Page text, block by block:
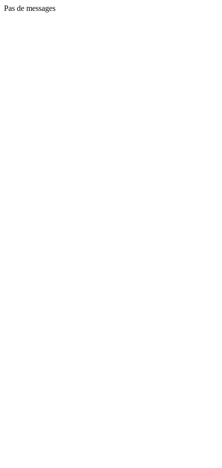
Pas de messages